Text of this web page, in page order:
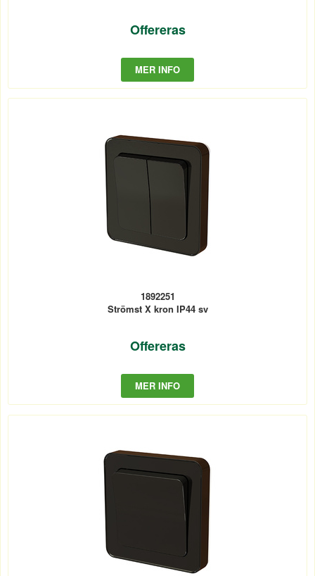
Offereras
MER INFO
1892251
Strömst X kron IP44 sv
Offereras
MER INFO